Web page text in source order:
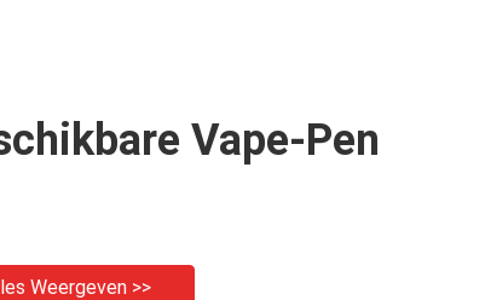
Vape-Pen
Weergeven >>